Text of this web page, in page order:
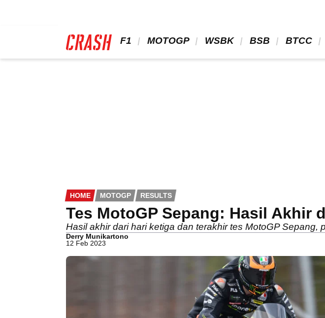
F1 MOTOGP WSBK BSB BTCC
HOME MOTOGP RESULTS
Tes MotoGP Sepang: Hasil Akhir
Hasil akhir dari hari ketiga dan terakhir tes MotoGP Sepang,
Derry Munikartono
12 Feb 2023